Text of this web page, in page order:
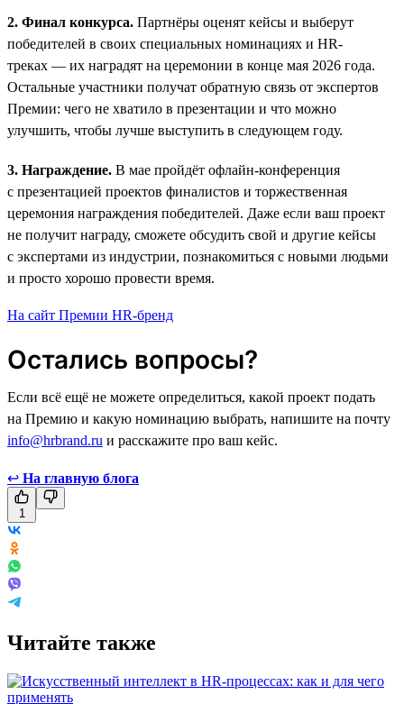
2. Финал конкурса. Партнёры оценят кейсы и выберут
победителей в своих специальных номинациях и HR-
треках — их наградят на церемонии в конце мая 2026 года.
Остальные участники получат обратную связь от экспертов
Премии: чего не хватило в презентации и что можно
улучшить, чтобы лучше выступить в следующем году.
3. Награждение. В мае пройдёт офлайн-конференция
с презентацией проектов финалистов и торжественная
церемония награждения победителей. Даже если ваш проект
не получит награду, сможете обсудить свой и другие кейсы
с экспертами из индустрии, познакомиться с новыми людьми
и просто хорошо провести время.
На сайт Премии HR-бренд
Остались вопросы?
Если всё ещё не можете определиться, какой проект подать
на Премию и какую номинацию выбрать, напишите на почту
info@hrbrand.ru и расскажите про ваш кейс.
↩ На главную блога
1
Читайте также